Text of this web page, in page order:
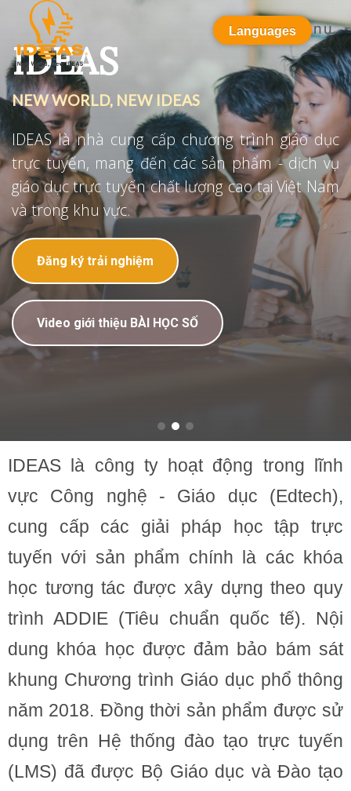
Menu
IDEAS
NEW WORLD, NEW IDEAS
IDEAS là nhà cung cấp chương trình giáo dục
trực tuyến, mang đến các sản phẩm - dịch vụ
giáo dục trực tuyến chất lượng cao tại Việt Nam
và trong khu vực.
Đăng ký trải nghiệm
Video giới thiệu BÀI HỌC SỐ
IDEAS là công ty hoạt động trong lĩnh
vực Công nghệ - Giáo dục (Edtech),
cung cấp các giải pháp học tập trực
tuyến với sản phẩm chính là các khóa
học tương tác được xây dựng theo quy
trình ADDIE (Tiêu chuẩn quốc tế). Nội
dung khóa học được đảm bảo bám sát
khung Chương trình Giáo dục phổ thông
năm 2018. Đồng thời sản phẩm được sử
dụng trên Hệ thống đào tạo trực tuyến
(LMS) đã được Bộ Giáo dục và Đào tạo
Languages